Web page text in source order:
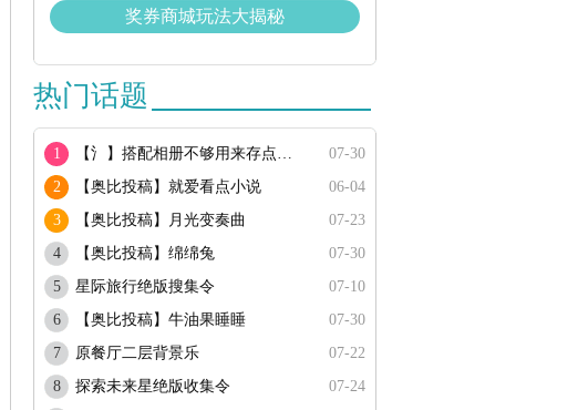
奖券商城玩法大揭秘
热门话题
1 【氵】搭配相册不够用来存点搭配
07-30
2
【奥比投稿】就爱看点小说
06-04
3
【奥比投稿】月光变奏曲
07-23
4
【奥比投稿】绵绵兔
07-30
5
星际旅行绝版搜集令
07-10
6
【奥比投稿】牛油果睡睡
07-30
7
原餐厅二层背景乐
07-22
8
探索未来星绝版收集令
07-24